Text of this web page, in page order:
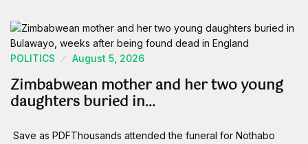
POLITICS August 5, 2026
Zimbabwean mother and her two young
daughters buried in…
Save as PDFThousands attended the funeral for Nothabo